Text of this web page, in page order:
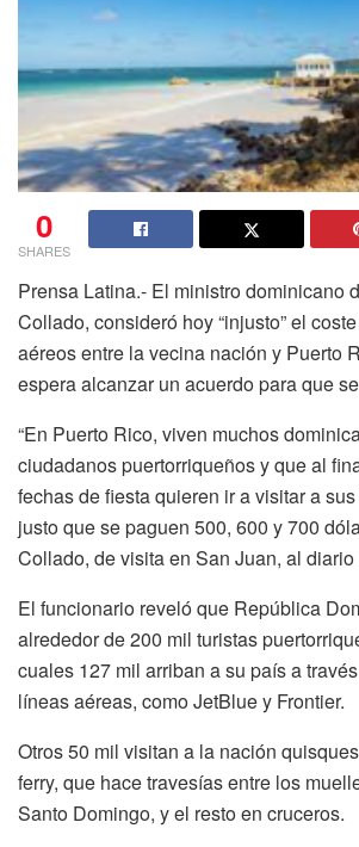
0
SHARES
Prensa Latina.- El ministro dominicano
Collado, consideró hoy “injusto” el
aéreos entre la vecina nación y Puerto
espera alcanzar un acuerdo para que
“En Puerto Rico, viven muchos
ciudadanos puertorriqueños y que al
fechas de fiesta quieren ir a visitar a
justo que se paguen 500, 600 y 700
Collado, de visita en San Juan, al
El funcionario reveló que República
alrededor de 200 mil turistas
cuales 127 mil arriban a su país a
líneas aéreas, como JetBlue y Frontier.
Otros 50 mil visitan a la nación
ferry, que hace travesías entre los
Santo Domingo, y el resto en cruceros.